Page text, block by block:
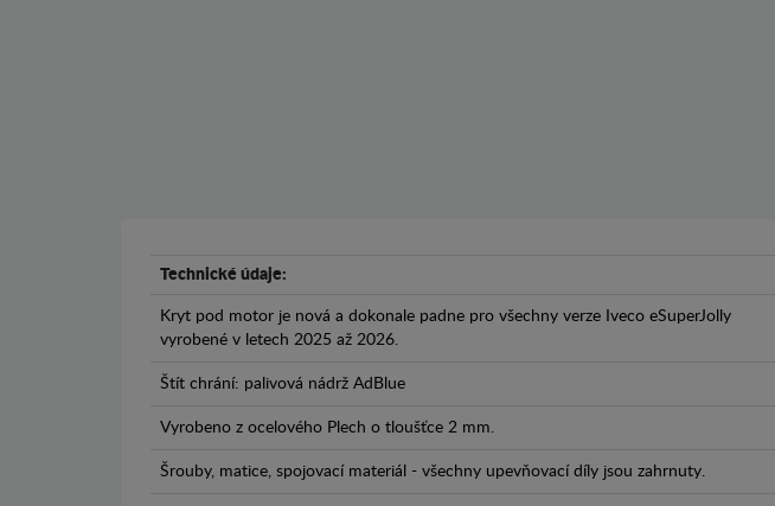
Technické údaje:
Kryt pod motor je nová a dokonale padne pro všechny verze Iveco eSuperJolly
vyrobené v letech 2025 až 2026.
Štít chrání: palivová nádrž AdBlue
Vyrobeno z ocelového Plech o tloušťce 2 mm.
Šrouby, matice, spojovací materiál - všechny upevňovací díly jsou zahrnuty.